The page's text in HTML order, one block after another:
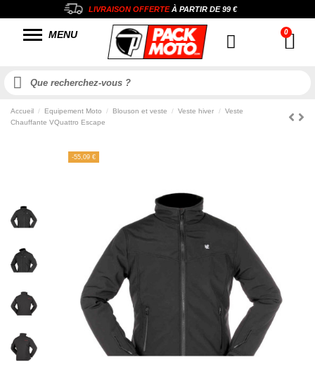
LIVRAISON OFFERTEÀ PARTIR DE99 €
MENU
Accueil Equipement Moto Blouson et veste Veste hiver
Veste
Chauffante VQuattro Escape
-55,09 €